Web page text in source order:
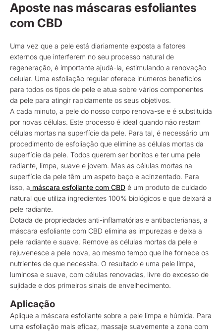
Aposte nas máscaras esfoliantes
com CBD
Uma vez que a pele está diariamente exposta a fatores
externos que interferem no seu processo natural de
regeneração, é importante ajudá-la, estimulando a renovação
celular. Uma esfoliação regular oferece inúmeros benefícios
para todos os tipos de pele e atua sobre vários componentes
da pele para atingir rapidamente os seus objetivos.
A cada minuto, a pele do nosso corpo renova-se e é substituída
por novas células. Este processo é ideal quando não restam
células mortas na superfície da pele. Para tal, é necessário um
procedimento de esfoliação que elimine as células mortas da
superfície da pele. Todos querem ser bonitos e ter uma pele
radiante, limpa, suave e jovem. Mas as células mortas na
superfície da pele têm um aspeto baço e acinzentado. Para
isso, a máscara esfoliante com CBD é um produto de cuidado
natural que utiliza ingredientes 100% biológicos e que deixará a
pele radiante.
Dotada de propriedades anti-inflamatórias e antibacterianas, a
máscara esfoliante com CBD elimina as impurezas e deixa a
pele radiante e suave. Remove as células mortas da pele e
rejuvenesce a pele nova, ao mesmo tempo que lhe fornece os
nutrientes de que necessita. O resultado é uma pele limpa,
luminosa e suave, com células renovadas, livre do excesso de
sujidade e dos primeiros sinais de envelhecimento.
Aplicação
Aplique a máscara esfoliante sobre a pele limpa e húmida. Para
uma esfoliação mais eficaz, massaje suavemente a zona com